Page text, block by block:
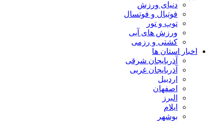
دنیای ورزش
فوتبال و فوتسال
توپ و تور
ورزش های آبی
کشتی و رزمی
اخبار استان ها
آذربایجان شرقی
آذربایجان غربی
اردبیل
اصفهان
البرز
ایلام
بوشهر